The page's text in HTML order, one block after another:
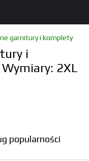
garnitury i komplety
i
2XL
popularności